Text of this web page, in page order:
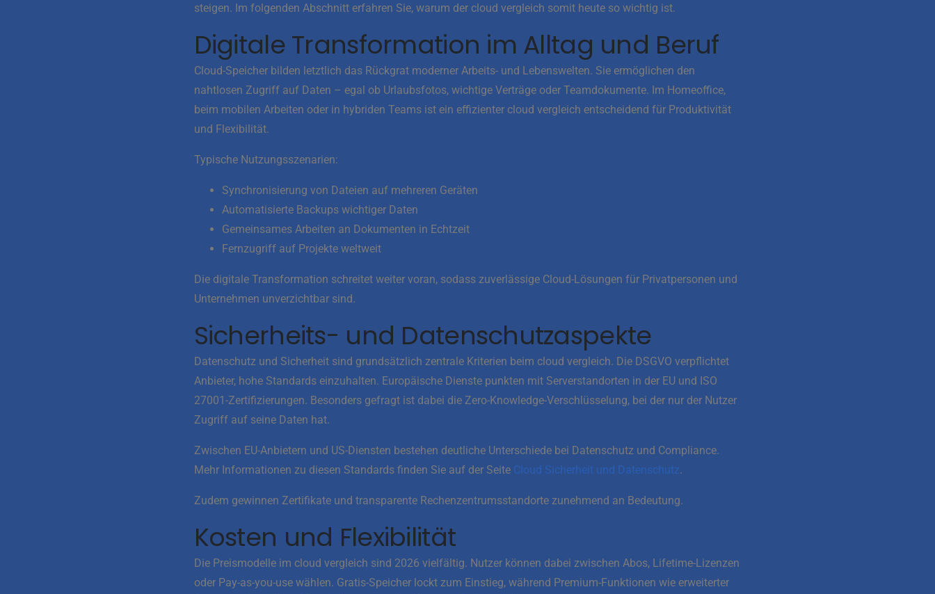
steigen. Im folgenden Abschnitt erfahren Sie, warum der cloud vergleich somit heute so wichtig ist.
Digitale Transformation im Alltag und Beruf
Cloud-Speicher bilden letztlich das Rückgrat moderner Arbeits- und Lebenswelten. Sie ermöglichen den
nahtlosen Zugriff auf Daten – egal ob Urlaubsfotos, wichtige Verträge oder Teamdokumente. Im Homeoffice,
beim mobilen Arbeiten oder in hybriden Teams ist ein effizienter cloud vergleich entscheidend für Produktivität
und Flexibilität.
Typische Nutzungsszenarien:
Synchronisierung von Dateien auf mehreren Geräten
Automatisierte Backups wichtiger Daten
Gemeinsames Arbeiten an Dokumenten in Echtzeit
Fernzugriff auf Projekte weltweit
Die digitale Transformation schreitet weiter voran, sodass zuverlässige Cloud-Lösungen für Privatpersonen und
Unternehmen unverzichtbar sind.
Sicherheits- und Datenschutzaspekte
Datenschutz und Sicherheit sind grundsätzlich zentrale Kriterien beim cloud vergleich. Die DSGVO verpflichtet
Anbieter, hohe Standards einzuhalten. Europäische Dienste punkten mit Serverstandorten in der EU und ISO
27001-Zertifizierungen. Besonders gefragt ist dabei die Zero-Knowledge-Verschlüsselung, bei der nur der Nutzer
Zugriff auf seine Daten hat.
Zwischen EU-Anbietern und US-Diensten bestehen deutliche Unterschiede bei Datenschutz und Compliance.
Mehr Informationen zu diesen Standards finden Sie auf der Seite Cloud Sicherheit und Datenschutz.
Zudem gewinnen Zertifikate und transparente Rechenzentrumsstandorte zunehmend an Bedeutung.
Kosten und Flexibilität
Die Preismodelle im cloud vergleich sind 2026 vielfältig. Nutzer können dabei zwischen Abos, Lifetime-Lizenzen
oder Pay-as-you-use wählen. Gratis-Speicher lockt zum Einstieg, während Premium-Funktionen wie erweiterter